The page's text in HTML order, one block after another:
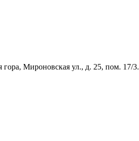
Мироновская ул., д. 25, пом. 17/3.